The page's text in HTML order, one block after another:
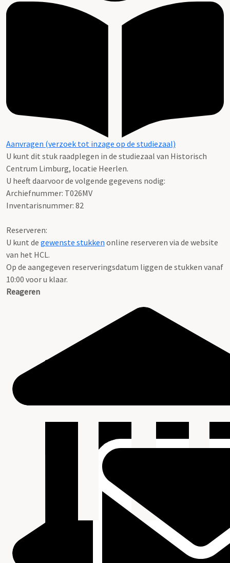
Aanvragen (verzoek tot inzage op de studiezaal)
U kunt dit stuk raadplegen in de studiezaal van Historisch
Centrum Limburg, locatie Heerlen.
U heeft daarvoor de volgende gegevens nodig:
Archiefnummer: T026MV
Inventarisnummer: 82
Reserveren:
U kunt de gewenste stukken online reserveren via de website
van het HCL.
Op de aangegeven reserveringsdatum liggen de stukken vanaf
10:00 voor u klaar.
Reageren